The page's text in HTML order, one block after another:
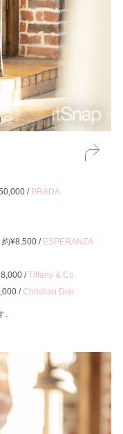
/ PRADA
約¥8,500 / ESPERANZA
/Tiffany & Co.
/Christian Dior